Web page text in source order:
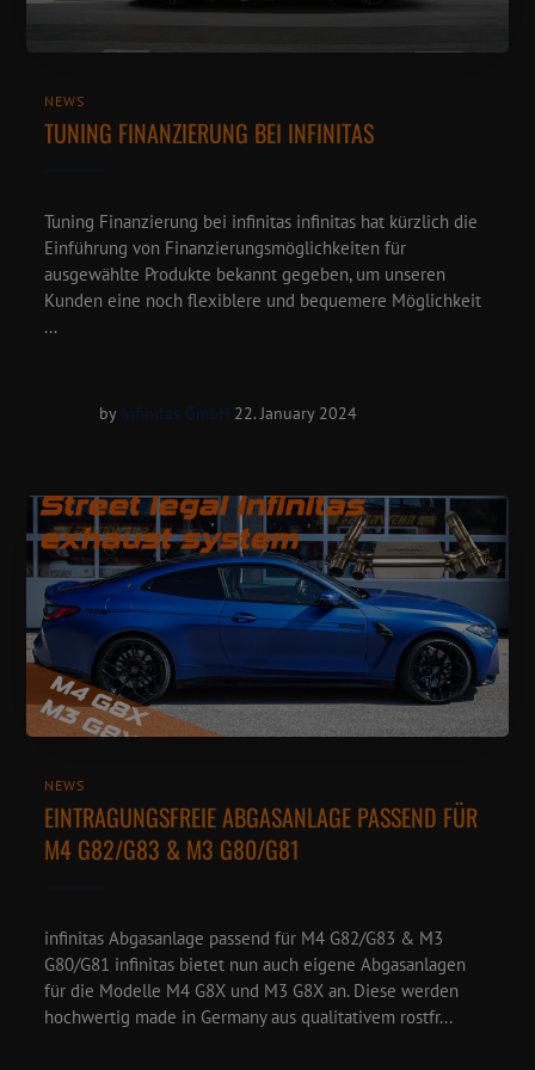
NEWS
TUNING FINANZIERUNG BEI INFINITAS
Tuning Finanzierung bei infinitas infinitas hat kürzlich die
Einführung von Finanzierungsmöglichkeiten für
ausgewählte Produkte bekannt gegeben, um unseren
Kunden eine noch flexiblere und bequemere Möglichkeit
...
by Infinitas GmbH 22. January 2024
NEWS
EINTRAGUNGSFREIE ABGASANLAGE PASSEND FÜR
M4 G82/G83 & M3 G80/G81
infinitas Abgasanlage passend für M4 G82/G83 & M3
G80/G81 infinitas bietet nun auch eigene Abgasanlagen
für die Modelle M4 G8X und M3 G8X an. Diese werden
hochwertig made in Germany aus qualitativem rostfr...